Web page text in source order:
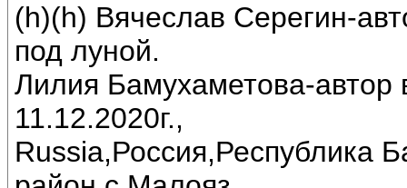
(h)(h) Вячеслав Серегин-
под луной.
Лилия Бамухаметова-автор
11.12.2020г.,
Russia,Россия,Республика